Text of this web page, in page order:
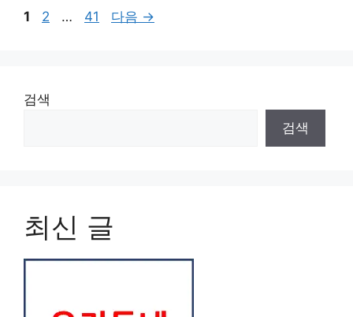
페
1
페
2 …
페
41 다음 →
검색
검색
최신 글